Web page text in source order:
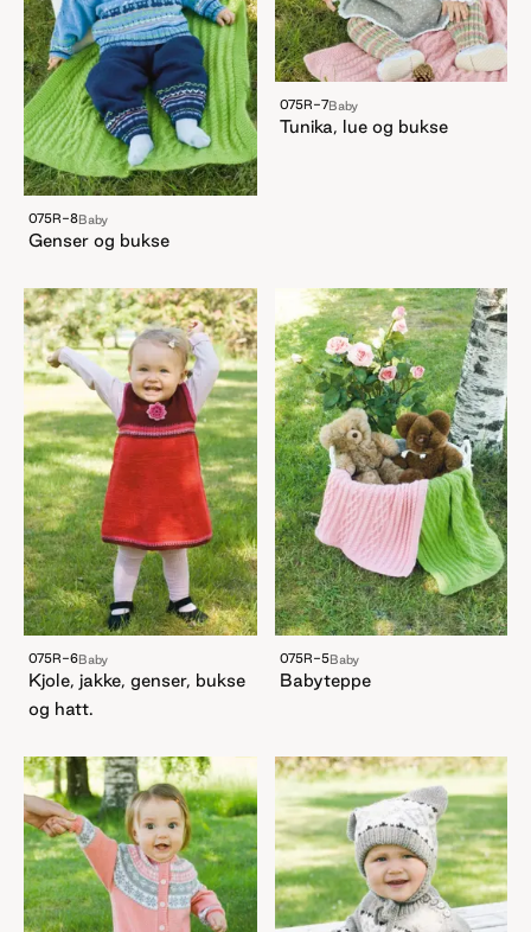
075R-8Baby
Genser og bukse
075R-7Baby
Tunika, lue og bukse
075R-6Baby
Kjole, jakke, genser, bukse
og hatt.
075R-5Baby
Babyteppe